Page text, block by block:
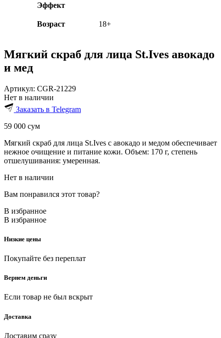
Эффект
Возраст 18+
Мягкий скраб для лица St.Ives авокадо
и мед
Артикул: CGR-21229
Нет в наличии
Заказать в Telegram
59 000 сум
Мягкий скраб для лица St.Ives с авокадо и медом обеспечивает
нежное очищение и питание кожи. Объем: 170 г, степень
отшелушивания: умеренная.
Нет в наличии
Вам понравился этот товар?
В избранное
В избранное
Низкие цены
Покупайте без переплат
Вернем деньги
Если товар не был вскрыт
Доставка
Доставим сразу